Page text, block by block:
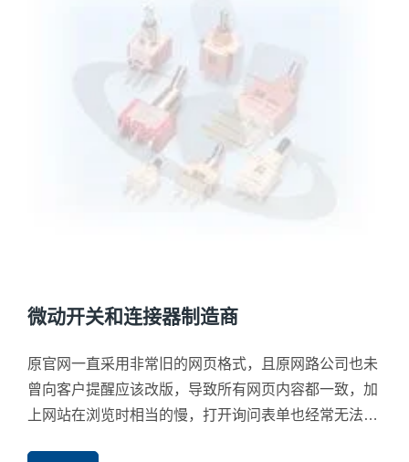
微动开关和连接器制造商
原官网一直采用非常旧的网页格式，且原网路公司也未
曾向客户提醒应该改版，导致所有网页内容都一致，加
上网站在浏览时相当的慢，打开询问表单也经常无法打